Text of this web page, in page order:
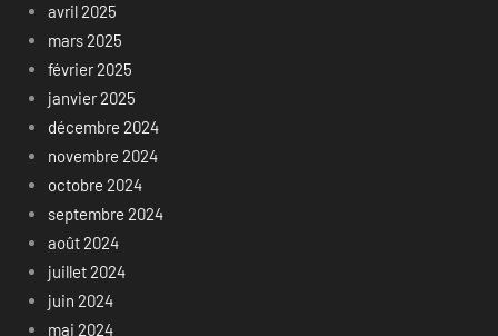
avril 2025
mars 2025
février 2025
janvier 2025
décembre 2024
novembre 2024
octobre 2024
septembre 2024
août 2024
juillet 2024
juin 2024
mai 2024